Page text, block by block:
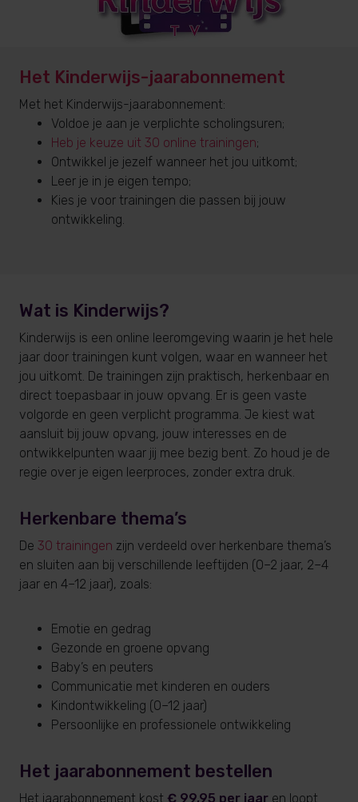
Het Kinderwijs-jaarabonnement
Met het Kinderwijs-jaarabonnement:
Voldoe je aan je verplichte scholingsuren;
Heb je keuze uit 30 online trainingen;
Ontwikkel je jezelf wanneer het jou uitkomt;
Leer je in je eigen tempo;
Kies je voor trainingen die passen bij jouw
ontwikkeling.
Wat is Kinderwijs?
Kinderwijs is een online leeromgeving waarin je het hele
jaar door trainingen kunt volgen, waar en wanneer het
jou uitkomt. De trainingen zijn praktisch, herkenbaar en
direct toepasbaar in jouw opvang. Er is geen vaste
volgorde en geen verplicht programma. Je kiest wat
aansluit bij jouw opvang, jouw interesses en de
ontwikkelpunten waar jij mee bezig bent. Zo houd je de
regie over je eigen leerproces, zonder extra druk.
Herkenbare thema’s
De 30 trainingen zijn verdeeld over herkenbare thema’s
en sluiten aan bij verschillende leeftijden (0–2 jaar, 2–4
jaar en 4–12 jaar), zoals:
Emotie en gedrag
Gezonde en groene opvang
Baby’s en peuters
Communicatie met kinderen en ouders
Kindontwikkeling (0–12 jaar)
Persoonlijke en professionele ontwikkeling
Het jaarabonnement bestellen
Het jaarabonnement kost € 99,95 per jaar en loopt